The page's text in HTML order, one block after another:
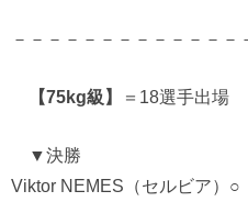
－－－－－－－－－－－－－
【75kg級】 ＝18選手出場
▼決勝
Viktor NEMES（セルビア）○